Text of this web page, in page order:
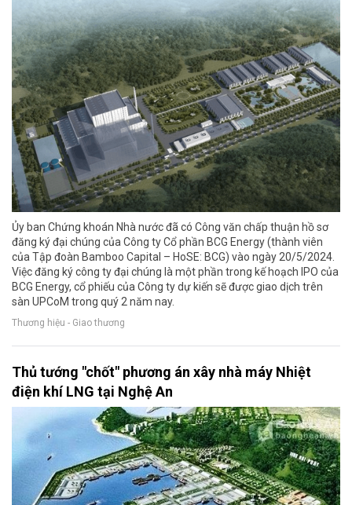
Ủy ban Chứng khoán Nhà nước đã có Công văn chấp thuận hồ sơ
đăng ký đại chúng của Công ty Cổ phần BCG Energy (thành viên
của Tập đoàn Bamboo Capital – HoSE: BCG) vào ngày 20/5/2024.
Việc đăng ký công ty đại chúng là một phần trong kế hoạch IPO của
BCG Energy, cổ phiếu của Công ty dự kiến sẽ được giao dịch trên
sàn UPCoM trong quý 2 năm nay.
Thương hiệu - Giao thương
Thủ tướng "chốt" phương án xây nhà máy Nhiệt
điện khí LNG tại Nghệ An